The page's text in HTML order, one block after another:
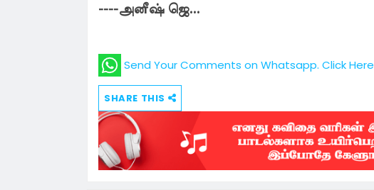
----அனீஷ் ஜெ...
Send Your Comments on Whatsapp. Click Here
SHARE THIS